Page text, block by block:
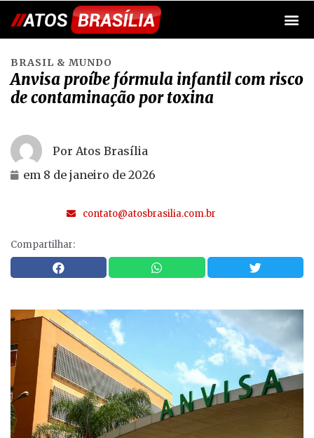
BRASIL & MUNDO
Anvisa proíbe fórmula infantil com risco
de contaminação por toxina
Por Atos Brasília
em 8 de janeiro de 2026
contato@atosbrasilia.com.br
Compartilhar: